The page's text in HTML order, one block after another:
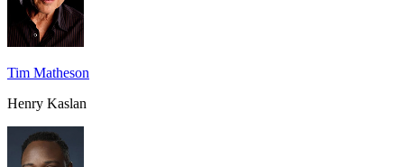
Tim Matheson
Henry Kaslan